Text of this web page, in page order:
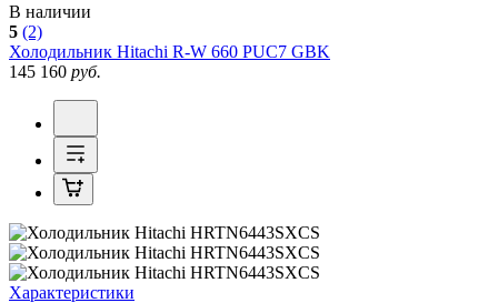
В наличии
5 (2)
Холодильник Hitachi R-W 660 PUC7 GBK
145 160 руб.
Характеристики